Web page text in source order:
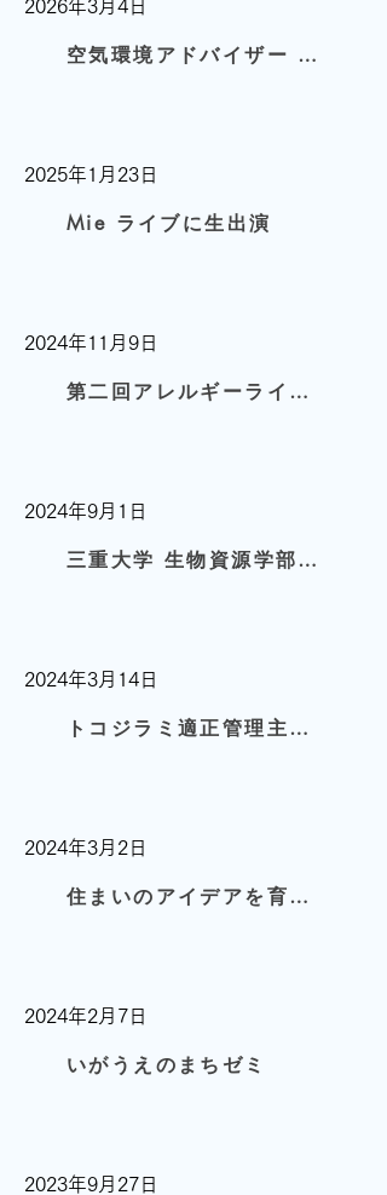
2026年3月4日
空気環境アドバイザー 登録
2025年1月23日
Mie ライブに生出演
2024年11月9日
第二回アレルギーライフ展in市川に出展
2024年9月1日
三重大学 生物資源学部との共同研究開始
2024年3月14日
トコジラミ適正管理主任者 登録
2024年3月2日
住まいのアイデアを育もう
2024年2月7日
いがうえのまちゼミ
2023年9月27日